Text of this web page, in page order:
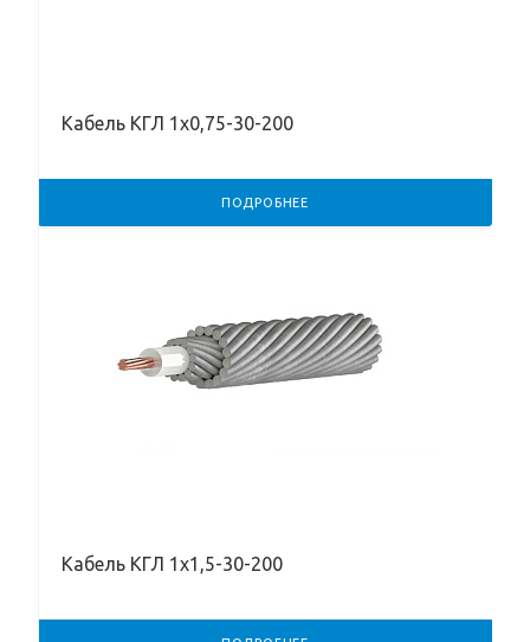
Кабель КГЛ 1х0,75-30-200
ПОДРОБНЕЕ
Кабель КГЛ 1х1,5-30-200